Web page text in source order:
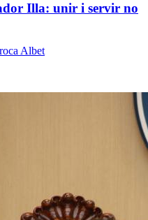
Illa: unir i servir no
Albet